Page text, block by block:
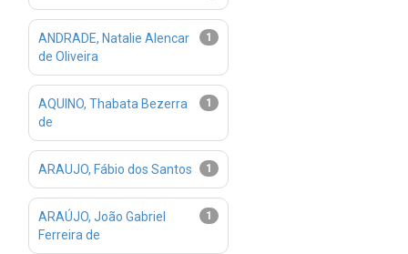
1
ANDRADE, Natalie Alencar
de Oliveira
1
AQUINO, Thabata Bezerra
de
1
ARAUJO, Fábio dos Santos
1
ARAÚJO, João Gabriel
Ferreira de